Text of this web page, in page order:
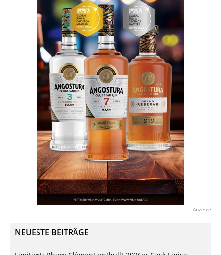
Anzeige
NEUESTE BEITRÄGE